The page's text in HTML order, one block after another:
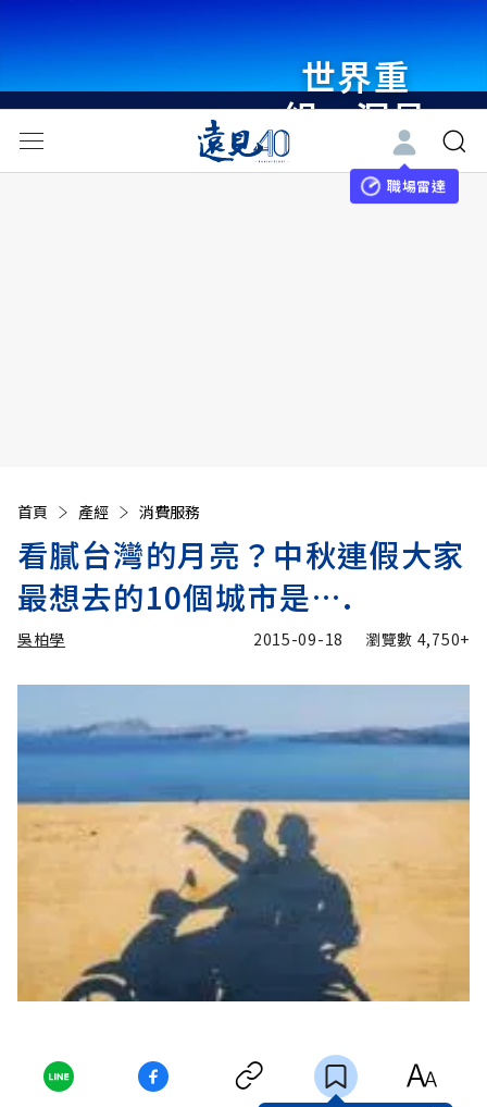
世界重
組・洞見
未來 與
世界領袖
職場雷達
首頁 產經 消費服務
看膩台灣的月亮？中秋連假大家
最想去的10個城市是….
吳柏學 2015-09-18 瀏覽數 4,750+